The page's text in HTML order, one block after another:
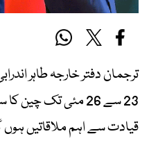
ترجمان دفتر خارجہ طاہر
23 سے 26 مئی تک
قیادت سے اہم ملاقاتیں